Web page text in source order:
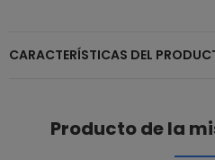
CARACTERÍSTICAS DEL
Producto de la